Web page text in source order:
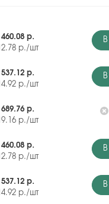
460.08 р.
12.78 р./шт
537.12 р.
14.92 р./шт
689.76 р.
19.16 р./шт
460.08 р.
12.78 р./шт
537.12 р.
14.92 р./шт